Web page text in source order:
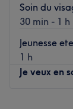
Soin du
30 min - 1 h
Jeunesse
1 h
Je veux en